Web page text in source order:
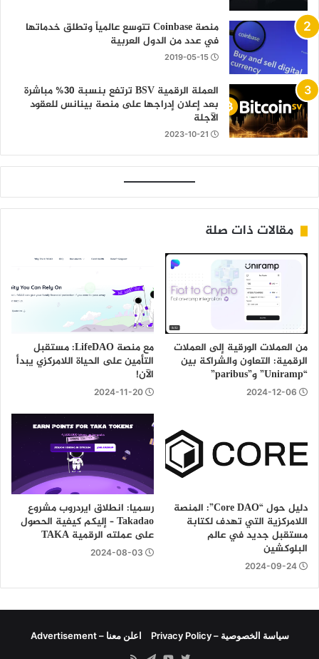
منصة Coinbase تتوسع عالمياً وتطلق خدماتها
في عدد من الدول العربية
2019-05-15
العملة الرقمية BSV ترتفع بنسبة 30% مباشرة
بعد إعلان إدراجها على منصة بينانس للعقود
الآجلة
2023-10-21
مقالات ذات صلة
من العملات الورقية إلى العملات
الرقمية: التعاون والشراكة بين
“Uniramp” و”paribus”
2024-12-06
مع منصة LifeDAO: مستقبل
التأمين على الحياة اللامركزي يبدأ
الآن!
2024-11-20
دليل حول “Core DAO”: المنصة
اللامركزية التي تهدف لكتابة
مستقبل جديد في عالم
البلوكشين
2024-09-24
رسميا: انطلاق ايردروب مشروع
Takadao – إليكم كيفية الحصول
على عملته الرقمية TAKA
2024-08-03
سياسة الخصوصية – Privacy Policy اعلن معنا – Advertisement